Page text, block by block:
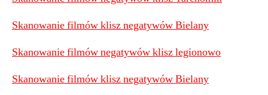
Skanowanie filmów klisz negatywów Bielany
Skanowanie filmów negatywów klisz legionowo
Skanowanie filmów klisz negatywów Bielany